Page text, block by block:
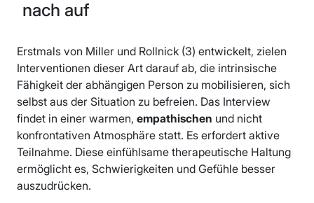
nach auf
Erstmals von Miller und Rollnick (3) entwickelt, zielen
Interventionen dieser Art darauf ab, die intrinsische
Fähigkeit der abhängigen Person zu mobilisieren, sich
selbst aus der Situation zu befreien. Das Interview
findet in einer warmen, empathischen und nicht
konfrontativen Atmosphäre statt. Es erfordert aktive
Teilnahme. Diese einfühlsame therapeutische Haltung
ermöglicht es, Schwierigkeiten und Gefühle besser
auszudrücken.